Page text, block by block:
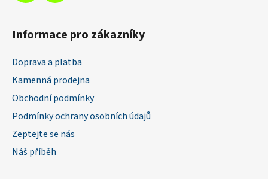
Informace pro zákazníky
Doprava a platba
Kamenná prodejna
Obchodní podmínky
Podmínky ochrany osobních údajů
Zeptejte se nás
Náš příběh